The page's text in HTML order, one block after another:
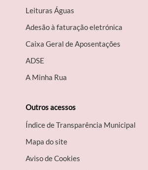
Leituras Águas
Adesão à faturação eletrónica
Caixa Geral de Aposentações
A​DSE
A Minha Rua
Outros acessos
Índice de Transparência Municipal
Mapa do site
Aviso de Cookies